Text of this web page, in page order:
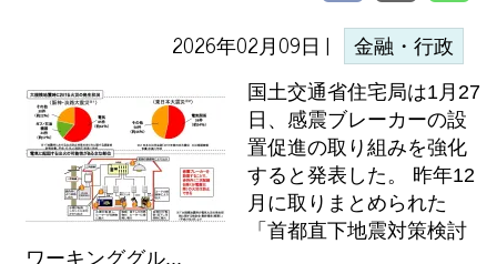
2026年02月09日 | 金融・行政
国土交通省住宅局は1月27
日、感震ブレーカーの設
置促進の取り組みを強化
すると発表した。 昨年12
月に取りまとめられた
「首都直下地震対策検討
ワーキンググル...